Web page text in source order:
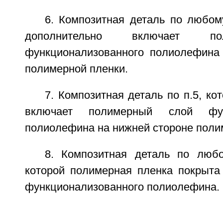
6. Композитная деталь по
дополнительно включает
функционализованного
полимерной пленки.
7. Композитная деталь по п.5,
включает полимерный слой
полиолефина на нижней стороне
8. Композитная деталь по
которой полимерная пленка
функционализованного полиолефина.